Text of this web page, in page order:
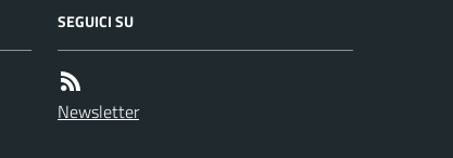
SEGUICI SU
Newsletter